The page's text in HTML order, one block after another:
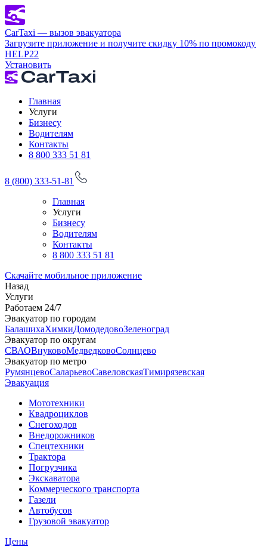
CarTaxi — вызов эвакуатора
Загрузите приложение и получите скидку 10% по промокоду
HELP22
Установить
Главная
Услуги
Бизнесу
Водителям
Контакты
8 800 333 51 81
8 (800) 333-51-81
Главная
Услуги
Бизнесу
Водителям
Контакты
8 800 333 51 81
Скачайте мобильное приложение
Назад
Услуги
Работаем 24/7
Эвакуатор по городам
БалашихаХимкиДомодедовоЗеленоград
Эвакуатор по округам
СВАОВнуковоМедведковоСолнцево
Эвакуатор по метро
РумянцевоСаларьевоСавеловскаяТимирязевская
Эвакуация
Мототехники
Квадроциклов
Снегоходов
Внедорожников
Спецтехники
Трактора
Погрузчика
Экскаватора
Коммерческого транспорта
Газели
Автобусов
Грузовой эвакуатор
Цены